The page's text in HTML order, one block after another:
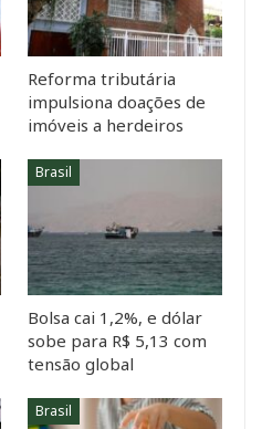
Reforma tributária
impulsiona doações de
imóveis a herdeiros
Brasil
Bolsa cai 1,2%, e dólar
sobe para R$ 5,13 com
tensão global
Brasil